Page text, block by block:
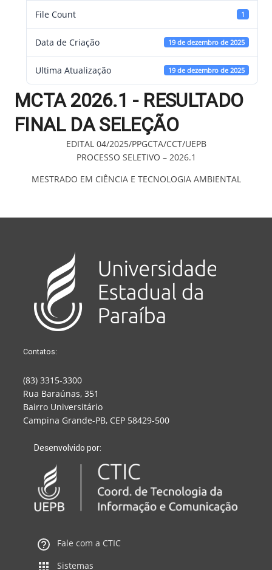
File Count 1
Data de Criação 19 de dezembro de 2025
Ultima Atualização 19 de dezembro de 2025
MCTA 2026.1 - RESULTADO
FINAL DA SELEÇÃO
EDITAL 04/2025/PPGCTA/CCT/UEPB
PROCESSO SELETIVO – 2026.1
MESTRADO EM CIÊNCIA E TECNOLOGIA AMBIENTAL
Contatos:
(83) 3315-3300
Rua Baraúnas, 351
Bairro Universitário
Campina Grande-PB, CEP 58429-500
Desenvolvido por:
Fale com a CTIC
Sistemas